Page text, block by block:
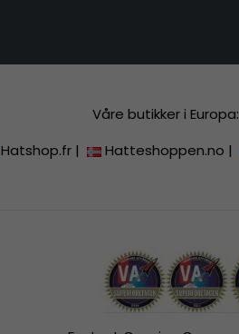
Våre butikker i Europa:
Hatshop.fr | Hatteshoppen.no